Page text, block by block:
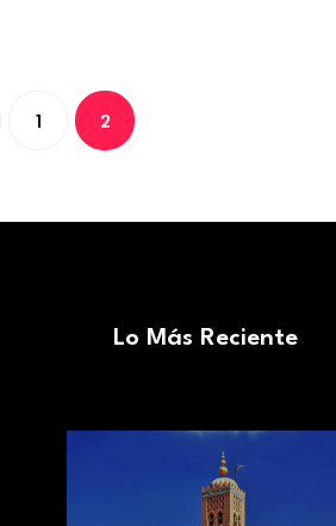
1 2
Lo Más Reciente